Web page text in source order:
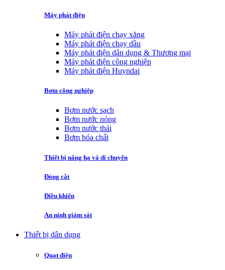
Máy phát điện
Máy phát điện chạy xăng
Máy phát điện chạy dầu
Máy phát điện dân dụng & Thương mại
Máy phát điện công nghiệp
Máy phát điện Huyndai
Bơm công nghiệp
Bơm nước sạch
Bơm nước nóng
Bơm nước thải
Bơm hóa chất
Thiết bị nâng hạ và di chuyển
Đóng cắt
Điều khiển
An ninh giám sát
Thiết bị dân dụng
Quạt điện